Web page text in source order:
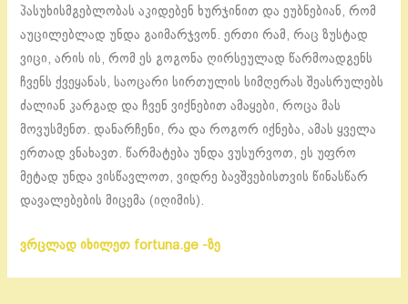
პასუხისმგებლობას აკიდებენ ხურჯინით და ეუბნებიან, რომ
აუცილებლად უნდა გაიმარჯვონ. ერთი რამ, რაც ზუსტად
ვიცი, არის ის, რომ ეს გოგონა ღირსეულად წარმოადგენს
ჩვენს ქვეყანას, საოცარი სირთულის სიმღერას შეასრულებს
ძალიან კარგად და ჩვენ ვიქნებით ამაყები, როცა მას
მოვუსმენთ. დანარჩენი, რა და როგორ იქნება, ამას ყველა
ერთად ვნახავთ. წარმატება უნდა ვუსურვოთ, ეს უფრო
მეტად უნდა ვისწავლოთ, ვიდრე ბავშვებისთვის წინასწარ
დავალებების მიცემა (იღიმის).
ვრცლად იხილეთ fortuna.ge -ზე